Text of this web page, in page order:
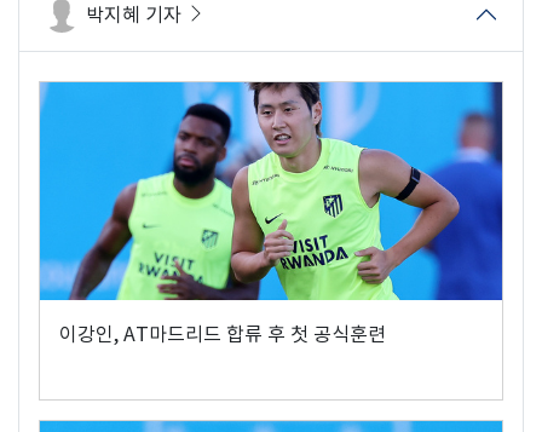
박지혜 기자
이강인, AT마드리드 합류 후 첫 공식훈련